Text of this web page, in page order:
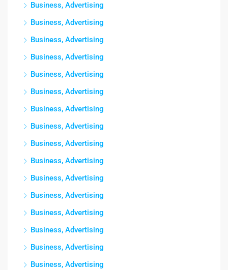
Business, Advertising
Business, Advertising
Business, Advertising
Business, Advertising
Business, Advertising
Business, Advertising
Business, Advertising
Business, Advertising
Business, Advertising
Business, Advertising
Business, Advertising
Business, Advertising
Business, Advertising
Business, Advertising
Business, Advertising
Business, Advertising